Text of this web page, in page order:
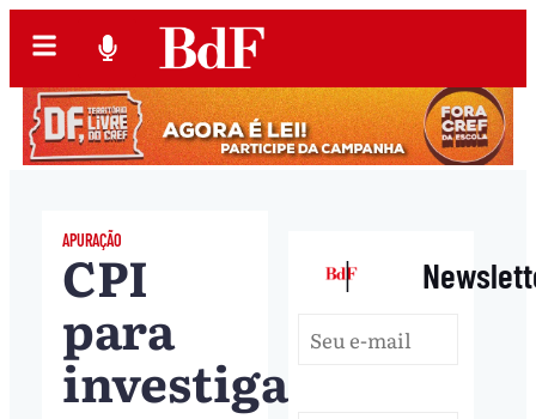
APURAÇÃO
CPI
para
investigar
|